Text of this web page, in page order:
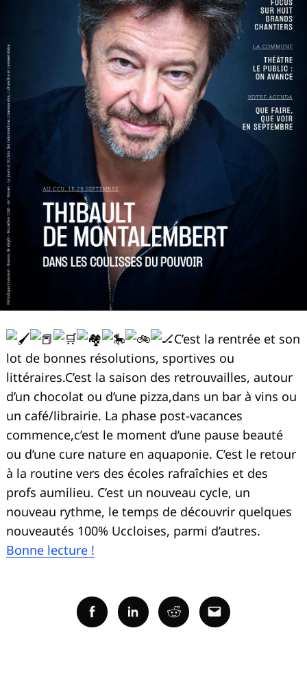
C’est la rentrée et son
lot de bonnes résolutions, sportives ou
littéraires.C’est la saison des retrouvailles, autour
d’un chocolat ou d’une pizza,dans un bar à vins ou
un café/librairie. La phase post-vacances
commence,c’est le moment d’une pause beauté
ou d’une cure nature en aquaponie. C’est le retour
à la routine vers des écoles rafraîchies et des
profs aumilieu. C’est un nouveau cycle, un
nouveau rythme, le temps de découvrir quelques
nouveautés 100% Uccloises, parmi d’autres.
Bonne lecture !
FacebookLinkedinRedditEmail